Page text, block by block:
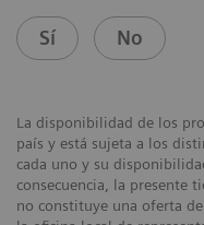
Sí No
La disponibilidad de los
país y está sujeta a los
cada uno y su
consecuencia, la presente
no constituye una oferta